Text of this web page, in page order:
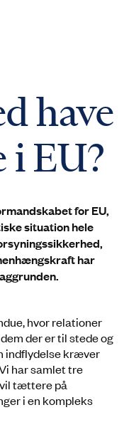
have
i EU?
for EU,
situation hele
har
hvor relationer
der er til stede og
indflydelse kræver
har samlet tre
tættere på
i en kompleks